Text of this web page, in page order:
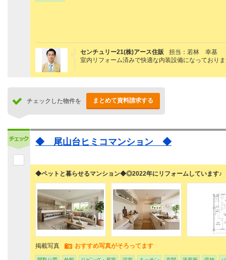
センチュリー21(株)アース住販
担当：若林 幸基
室内リフォーム済みで快適な内装設備になっており
チェックした物件を まとめて資料請求する
◆ 尾山台ヒミコマンション ◆
◆ペットと暮らせるマンション◆◎2022年にリフォームしています♪
掲載写真 おすすめ写真がそろってます